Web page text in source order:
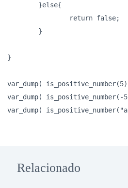
}
var_dump(
var_dump(
var_dump(
Relacionado